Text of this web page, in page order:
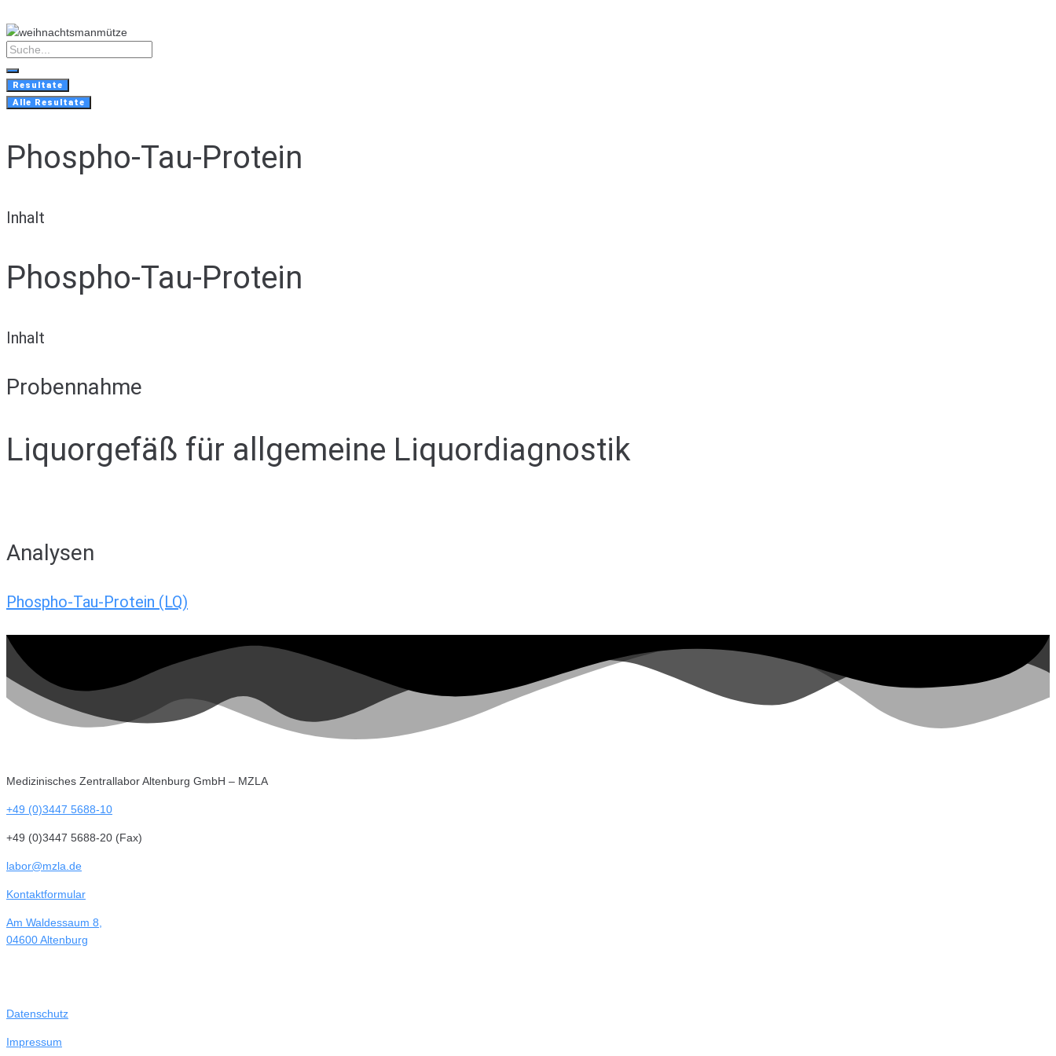
to
content
Search
...
Resultate
Alle Resultate
Phospho-Tau-Protein
Inhalt
Phospho-Tau-Protein
Inhalt
Probennahme
Liquorgefäß für allgemeine Liquordiagnostik
Analysen
Phospho-Tau-Protein (LQ)
Medizinisches Zentrallabor Altenburg GmbH – MZLA
+49 (0)3447 5688-10
+49 (0)3447 5688-20 (Fax)
labor@mzla.de
Kontaktformular
Am Waldessaum 8,
04600 Altenburg
Datenschutz
Impressum